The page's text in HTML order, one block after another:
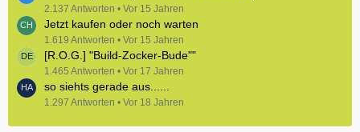
2.137 Antworten Vor 15 Jahren
Jetzt kaufen oder noch warten
1.619 Antworten Vor 15 Jahren
[R.O.G.] "Build-Zocker-Bude""
1.465 Antworten Vor 17 Jahren
so siehts gerade aus......
1.297 Antworten Vor 18 Jahren